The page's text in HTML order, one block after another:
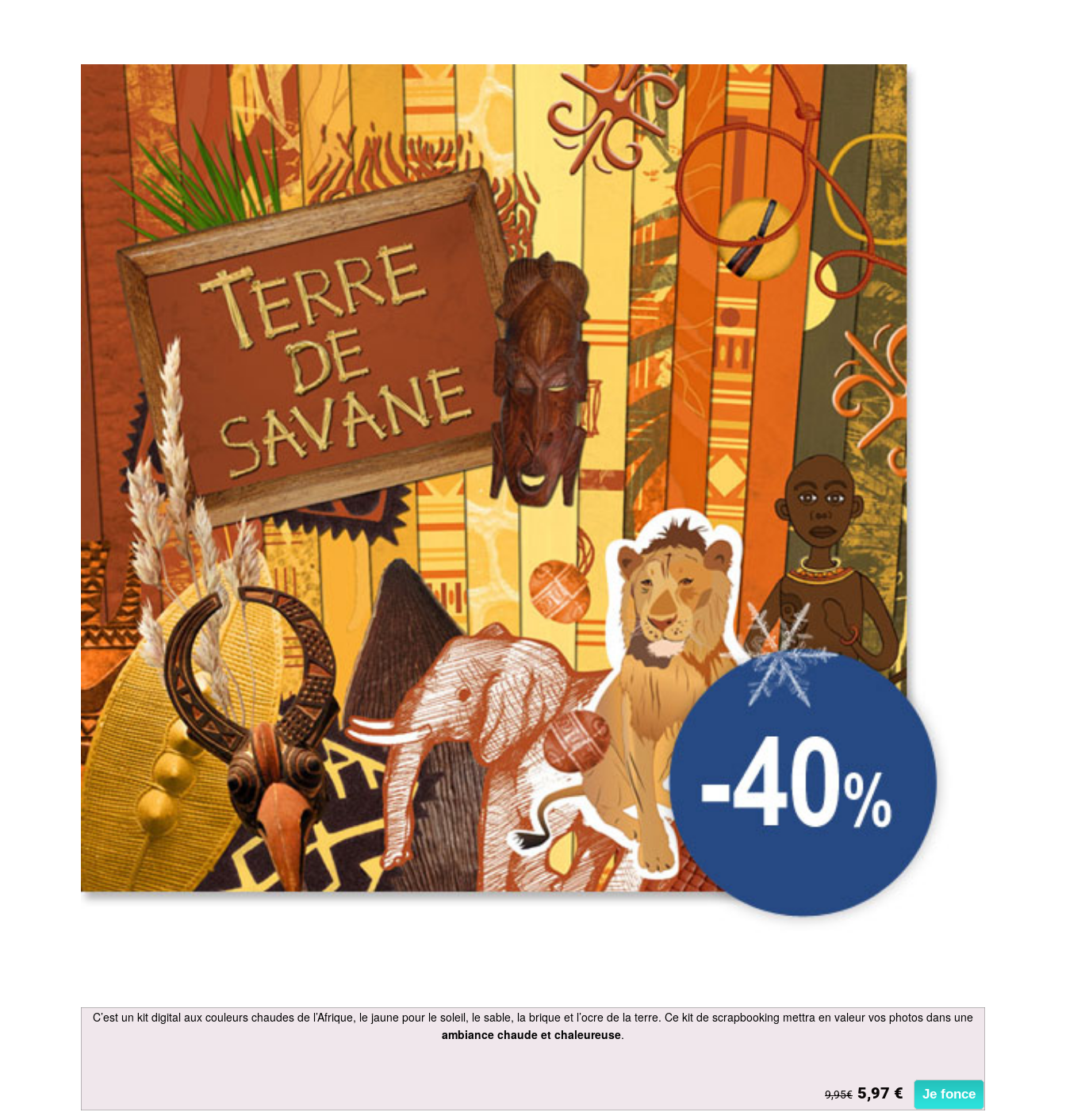
C’est un kit digital aux couleurs chaudes de l’Afrique, le jaune pour le soleil, le sable, la brique et l’ocre de la terre. Ce kit de scrapbooking mettra en valeur vos photos dans une
ambiance chaude et chaleureuse.
9,95€ 5,97 € Je fonce